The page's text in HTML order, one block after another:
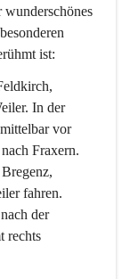
ist:
In der
vor
Fraxern.
fahren.
der
rechts